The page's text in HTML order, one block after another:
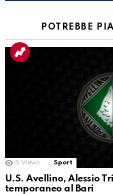
POTREBBE
5 Views Sport
U.S. Avellino, Alessio
temporaneo al Bari